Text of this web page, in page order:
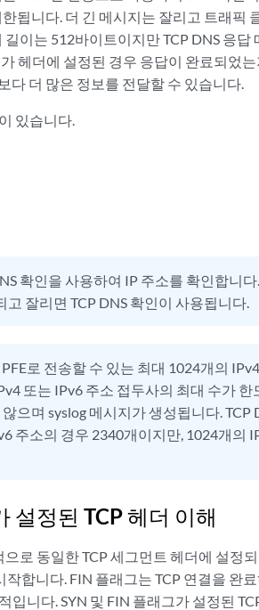
됩니다. 더 긴 메시지는 잘리고 트래픽
길이는 512바이트이지만 TCP DNS 응
헤더에 설정된 경우 응답이 완료되었
다 더 많은 정보를 전달할 수 있습니다.
있습니다.
확인을 사용하여 IP 주소를 확인합니
고 잘리면 TCP DNS 확인이 사용됩니다.
로 전송할 수 있는 최대 1024개의
또는 IPv6 주소 접두사의 최대 수가
으며 syslog 메시지가 생성됩니다. TCP
주소의 경우 2340개이지만, 1024개의
설정된 TCP 헤더 이해
로 동일한 TCP 세그먼트 헤더에 설정
작합니다. FIN 플래그는 TCP 연결을 완
입니다. SYN 및 FIN 플래그가 설정된